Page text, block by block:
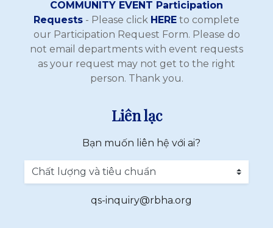
COMMUNITY EVENT Participation
Requests - Please click HERE to complete
our Participation Request Form. Please do
not email departments with event requests
as your request may not get to the right
person. Thank you.
Liên lạc
Bạn muốn liên hệ với ai?
qs-inquiry@rbha.org